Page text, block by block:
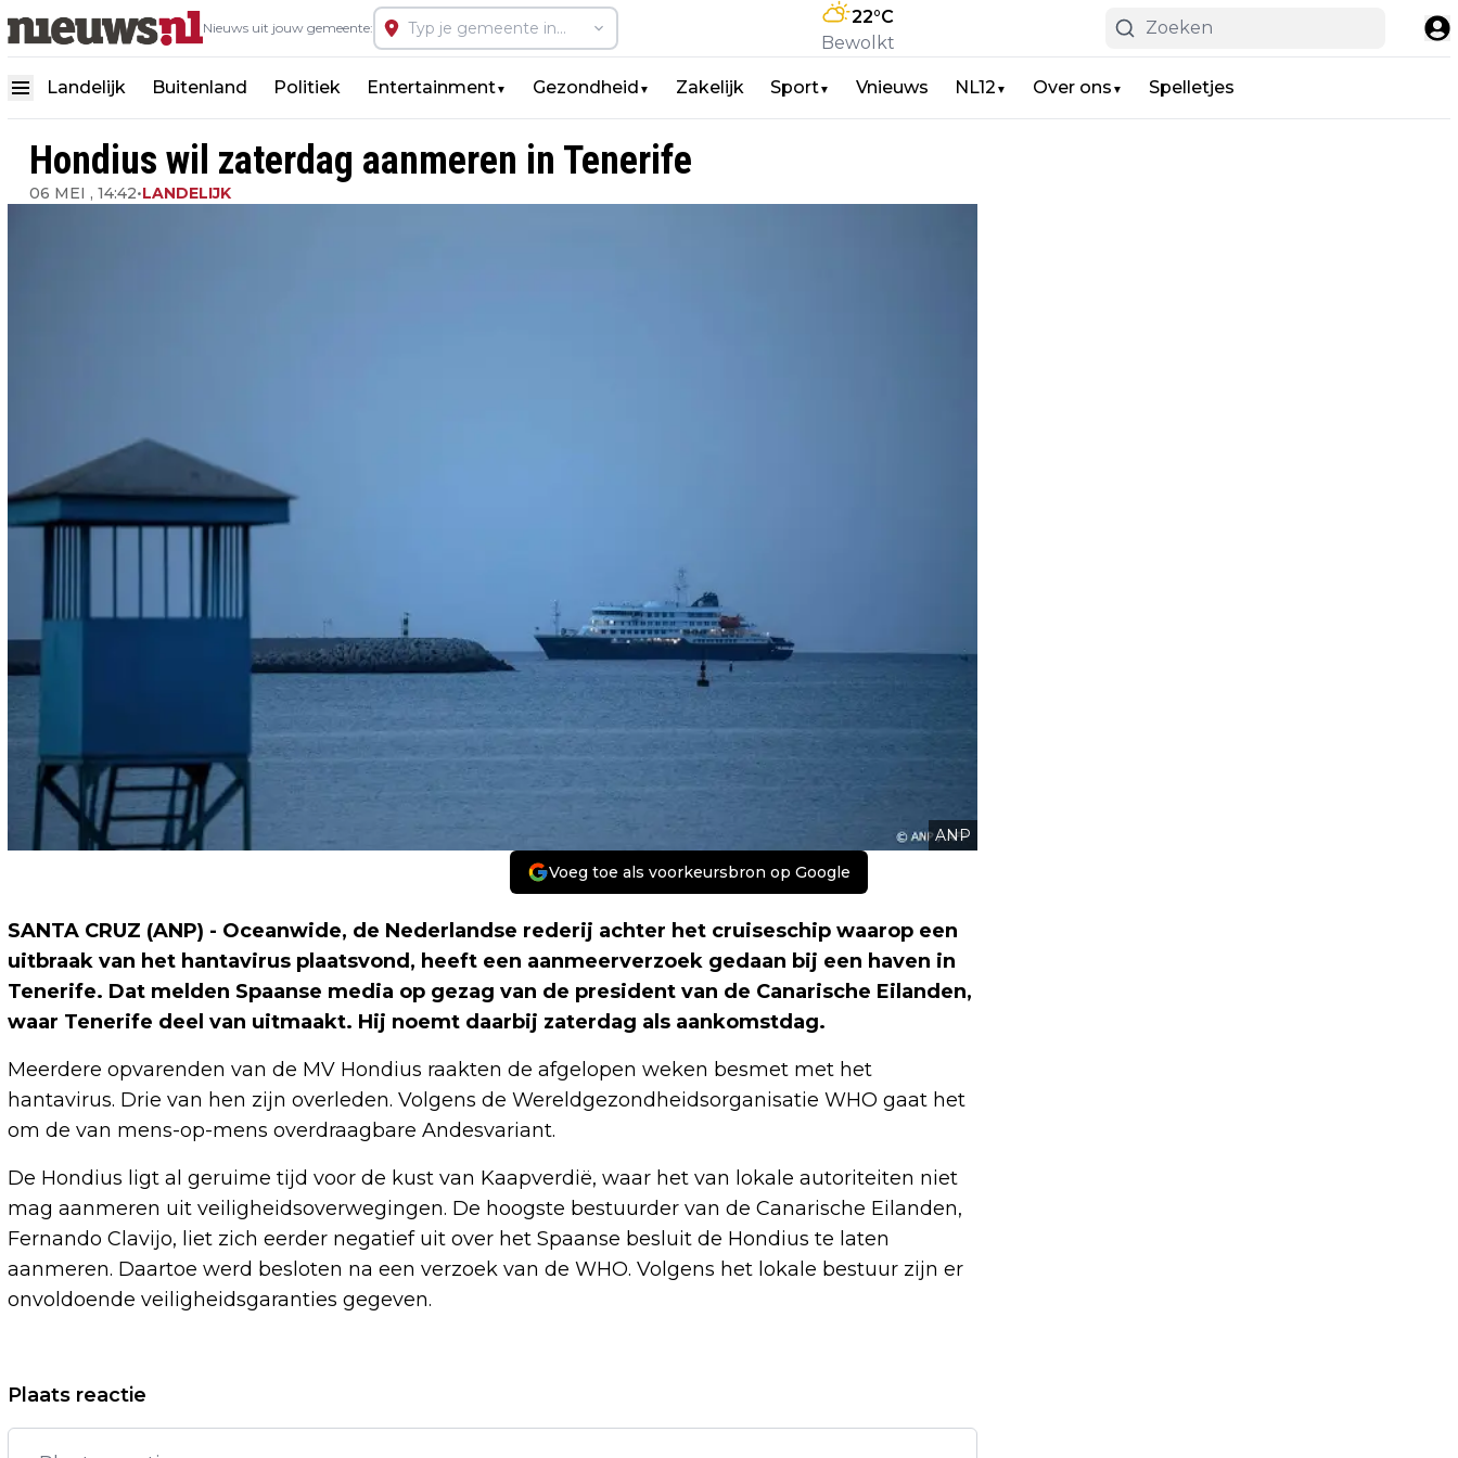
Nieuws uit jouw gemeente:
22°C
Bewolkt
Landelijk Buitenland Politiek Entertainment▼ Gezondheid ▼ Zakelijk Sport▼ Vnieuws NL12 ▼ Over ons ▼ Spelletjes
Hondius wil zaterdag aanmeren in Tenerife
06 MEI , 14:42•LANDELIJK
ANP
Voeg toe als voorkeursbron op Google
SANTA CRUZ (ANP) - Oceanwide, de Nederlandse rederij achter het cruiseschip waarop een
uitbraak van het hantavirus plaatsvond, heeft een aanmeerverzoek gedaan bij een haven in
Tenerife. Dat melden Spaanse media op gezag van de president van de Canarische Eilanden,
waar Tenerife deel van uitmaakt. Hij noemt daarbij zaterdag als aankomstdag.
Meerdere opvarenden van de MV Hondius raakten de afgelopen weken besmet met het
hantavirus. Drie van hen zijn overleden. Volgens de Wereldgezondheidsorganisatie WHO gaat het
om de van mens-op-mens overdraagbare Andesvariant.
De Hondius ligt al geruime tijd voor de kust van Kaapverdië, waar het van lokale autoriteiten niet
mag aanmeren uit veiligheidsoverwegingen. De hoogste bestuurder van de Canarische Eilanden,
Fernando Clavijo, liet zich eerder negatief uit over het Spaanse besluit de Hondius te laten
aanmeren. Daartoe werd besloten na een verzoek van de WHO. Volgens het lokale bestuur zijn er
onvoldoende veiligheidsgaranties gegeven.
Vorig artikel
VERLICHTING VAN HARDNEKKIGE
TRUMP: ALS IRAN NIET AKKOORD GAAT,
Plaats reactie